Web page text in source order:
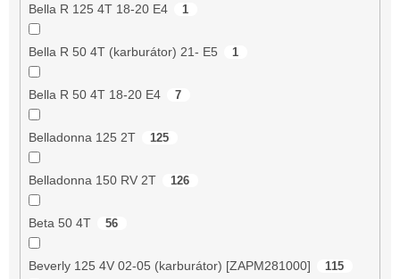
Bella R 125 4T 18-20 E4 1
Bella R 50 4T (karburátor) 21- E5 1
Bella R 50 4T 18-20 E4 7
Belladonna 125 2T 125
Belladonna 150 RV 2T 126
Beta 50 4T 56
Beverly 125 4V 02-05 (karburátor) [ZAPM281000] 115